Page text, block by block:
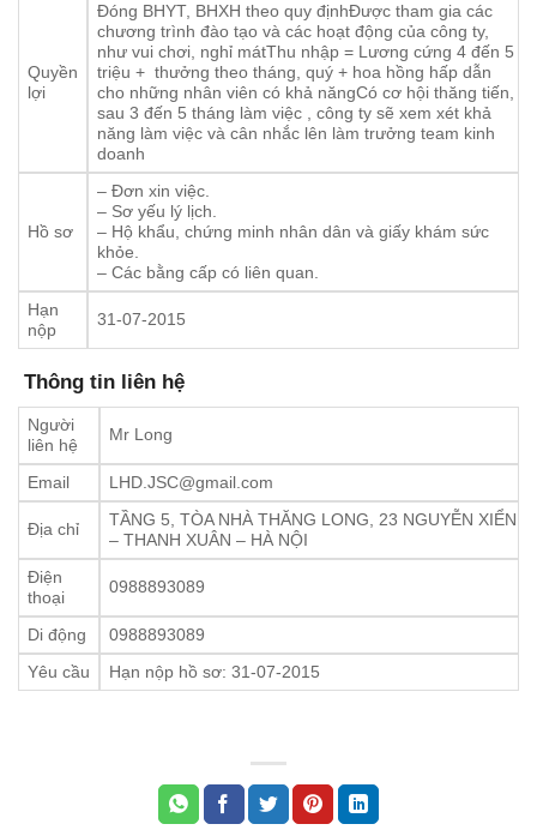
Quyền
lợi
Đóng BHYT, BHXH theo quy địnhĐược tham gia các
chương trình đào tạo và các hoạt động của công ty,
như vui chơi, nghỉ mátThu nhập = Lương cứng 4 đến 5
triệu + thưởng theo tháng, quý + hoa hồng hấp dẫn
cho những nhân viên có khả năngCó cơ hội thăng tiến,
sau 3 đến 5 tháng làm việc , công ty sẽ xem xét khả
năng làm việc và cân nhắc lên làm trưởng team kinh
doanh
Hồ sơ
– Đơn xin việc.
– Sơ yếu lý lịch.
– Hộ khẩu, chứng minh nhân dân và giấy khám sức
khỏe.
– Các bằng cấp có liên quan.
Hạn
nộp
31-07-2015
Thông tin liên hệ
Người
liên hệ
Mr Long
Email LHD.JSC@gmail.com
Địa chỉ
TẦNG 5, TÒA NHÀ THĂNG LONG, 23 NGUYỄN XIỂN
– THANH XUÂN – HÀ NỘI
Điện
thoại
0988893089
Di động 0988893089
Yêu cầu Hạn nộp hồ sơ: 31-07-2015